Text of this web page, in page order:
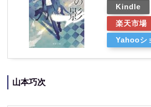
Kindle
楽天市場
Yahooシ
山本巧次